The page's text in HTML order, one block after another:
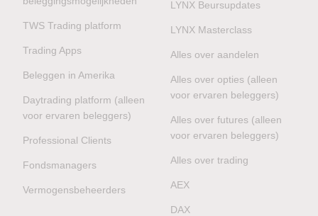
TWS Trading platform
Trading Apps
Beleggen in Amerika
Daytrading platform (alleen
voor ervaren beleggers)
Professional Clients
Fondsmanagers
Vermogensbeheerders
LYNX Beursupdates
LYNX Masterclass
Alles over aandelen
Alles over opties (alleen
voor ervaren beleggers)
Alles over futures (alleen
voor ervaren beleggers)
Alles over trading
AEX
DAX